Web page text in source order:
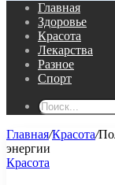
Главная
Здоровье
Красота
Лекарства
Разное
Спорт
Главная/Красота/
энергии
Красота